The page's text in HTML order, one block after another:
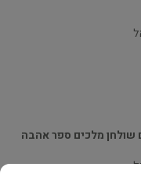
מלכים ספר אהבה